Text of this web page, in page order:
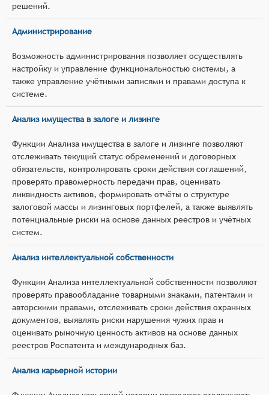
решений.
Администрирование
Возможность администрирования позволяет осуществлять
настройку и управление функциональностью системы, а
также управление учётными записями и правами доступа к
системе.
Анализ имущества в залоге и лизинге
Функции Анализа имущества в залоге и лизинге позволяют
отслеживать текущий статус обременений и договорных
обязательств, контролировать сроки действия соглашений,
проверять правомерность передачи прав, оценивать
ликвидность активов, формировать отчёты о структуре
залоговой массы и лизинговых портфелей, а также выявлять
потенциальные риски на основе данных реестров и учётных
систем.
Анализ интеллектуальной собственности
Функции Анализа интеллектуальной собственности позволяют
проверять правообладание товарными знаками, патентами и
авторскими правами, отслеживать сроки действия охранных
документов, выявлять риски нарушения чужих прав и
оценивать рыночную ценность активов на основе данных
реестров Роспатента и международных баз.
Анализ карьерной истории